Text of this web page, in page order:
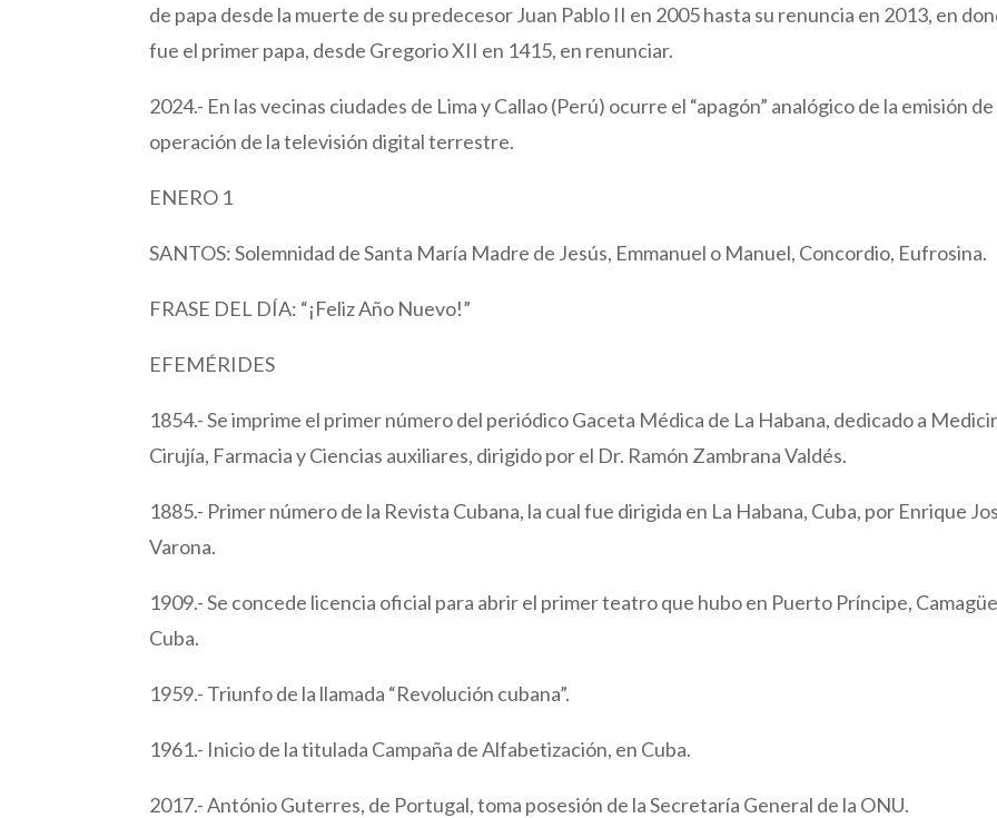
de papa desde la muerte de su predecesor Juan Pablo II en 2005 hasta su renuncia en 2013, en
fue el primer papa, desde Gregorio XII en 1415, en renunciar.
2024.- En las vecinas ciudades de Lima y Callao (Perú) ocurre el “apagón” analógico de la emisión de
operación de la televisión digital terrestre.
ENERO 1
SANTOS: Solemnidad de Santa María Madre de Jesús, Emmanuel o Manuel, Concordio, Eufrosina.
FRASE DEL DÍA: “¡Feliz Año Nuevo!”
EFEMÉRIDES
1854.- Se imprime el primer número del periódico Gaceta Médica de La Habana, dedicado a
Cirujía, Farmacia y Ciencias auxiliares, dirigido por el Dr. Ramón Zambrana Valdés.
1885.- Primer número de la Revista Cubana, la cual fue dirigida en La Habana, Cuba, por Enrique
Varona.
1909.- Se concede licencia oficial para abrir el primer teatro que hubo en Puerto Príncipe,
Cuba.
1959.- Triunfo de la llamada “Revolución cubana”.
1961.- Inicio de la titulada Campaña de Alfabetización, en Cuba.
2017.- António Guterres, de Portugal, toma posesión de la Secretaría General de la ONU.